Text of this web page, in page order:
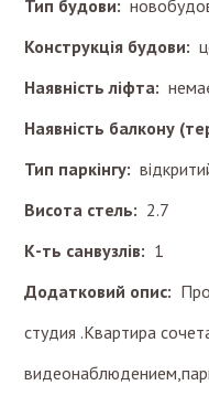
Тип будови:
Конструкція будови:
Наявність ліфта:
Наявність балкону
Тип паркінгу:
Висота стель: 2.7
К-ть санвузлів: 1
Додатковий опис:
студия .Квартира